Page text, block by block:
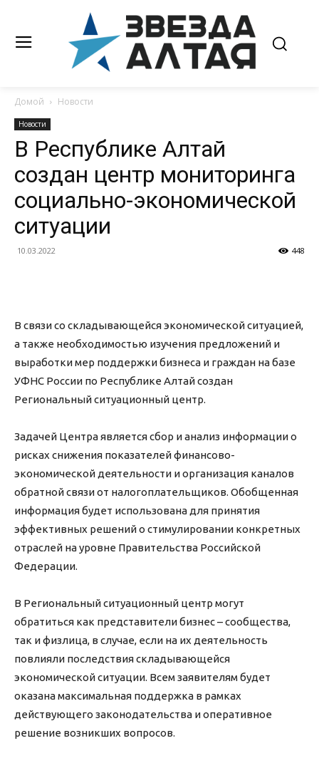
Домой Новости
Новости
В Республике Алтай
создан центр мониторинга
социально-экономической
ситуации
10.03.2022 448
В связи со складывающейся экономической ситуацией,
а также необходимостью изучения предложений и
выработки мер поддержки бизнеса и граждан на базе
УФНС России по Республике Алтай создан
Региональный ситуационный центр.
Задачей Центра является сбор и анализ информации о
рисках снижения показателей финансово-
экономической деятельности и организация каналов
обратной связи от налогоплательщиков. Обобщенная
информация будет использована для принятия
эффективных решений о стимулировании конкретных
отраслей на уровне Правительства Российской
Федерации.
В Региональный ситуационный центр могут
обратиться как представители бизнес – сообщества,
так и физлица, в случае, если на их деятельность
повлияли последствия складывающейся
экономической ситуации. Всем заявителям будет
оказана максимальная поддержка в рамках
действующего законодательства и оперативное
решение возникших вопросов.